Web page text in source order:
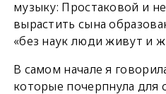
музыку: Простаковой и
вырастить сына
«без наук люди живут и
В самом начале я
которые почерпнула для